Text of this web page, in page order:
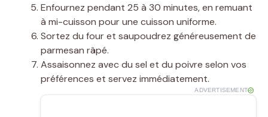
Enfournez pendant 25 à 30 minutes, en remuant
à mi-cuisson pour une cuisson uniforme.
Sortez du four et saupoudrez généreusement de
parmesan râpé.
Assaisonnez avec du sel et du poivre selon vos
préférences et servez immédiatement.
ADVERTISEMENT